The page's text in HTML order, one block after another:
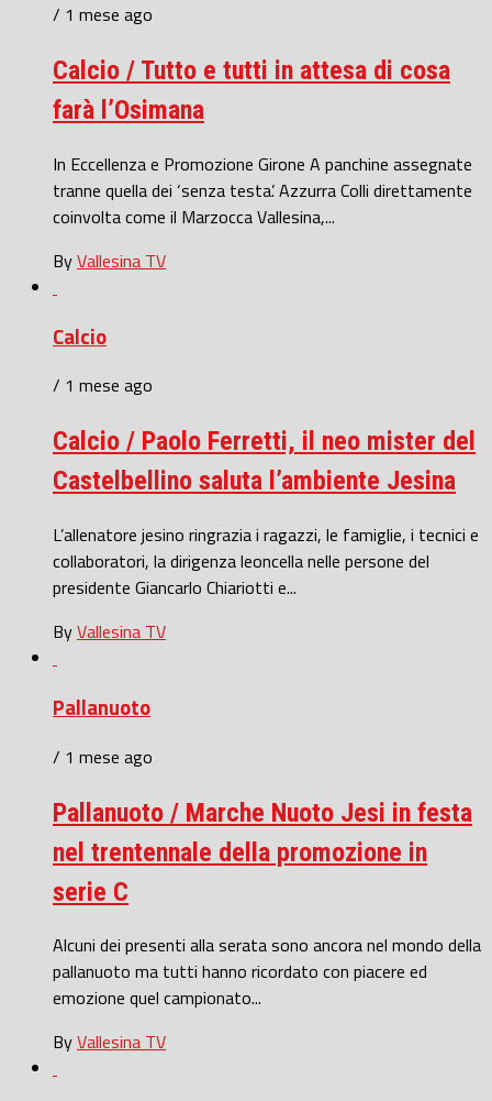
/ 1 mese ago
Calcio / Tutto e tutti in attesa di cosa
farà l’Osimana
In Eccellenza e Promozione Girone A panchine assegnate
tranne quella dei ‘senza testa’. Azzurra Colli direttamente
coinvolta come il Marzocca Vallesina,...
ByVallesina TV
Calcio
/ 1 mese ago
Calcio / Paolo Ferretti, il neo mister del
Castelbellino saluta l’ambiente Jesina
L’allenatore jesino ringrazia i ragazzi, le famiglie, i tecnici e
collaboratori, la dirigenza leoncella nelle persone del
presidente Giancarlo Chiariotti e...
ByVallesina TV
Pallanuoto
/ 1 mese ago
Pallanuoto / Marche Nuoto Jesi in festa
nel trentennale della promozione in
serie C
Alcuni dei presenti alla serata sono ancora nel mondo della
pallanuoto ma tutti hanno ricordato con piacere ed
emozione quel campionato...
ByVallesina TV